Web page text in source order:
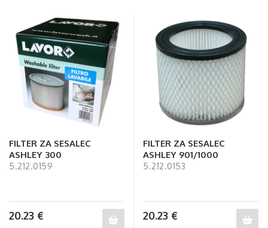
FILTER ZA SESALEC
ASHLEY 300
5.212.0159
20.23 €
FILTER ZA SESALEC
ASHLEY 901/1000
5.212.0153
20.23 €